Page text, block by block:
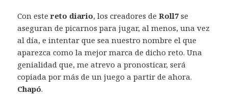
Con este reto diario, los creadores deRoll7 se
aseguran de picarnos para jugar, al menos, una vez
al día, e intentar que sea nuestro nombre el que
aparezca como la mejor marca de dicho reto. Una
genialidad que, me atrevo a pronosticar, será
copiada por más de un juego a partir de ahora.
Chapó.